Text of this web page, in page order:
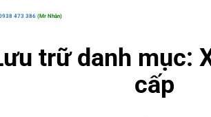
473 386 (Mr Nhân)
trữ danh mục:
cấp